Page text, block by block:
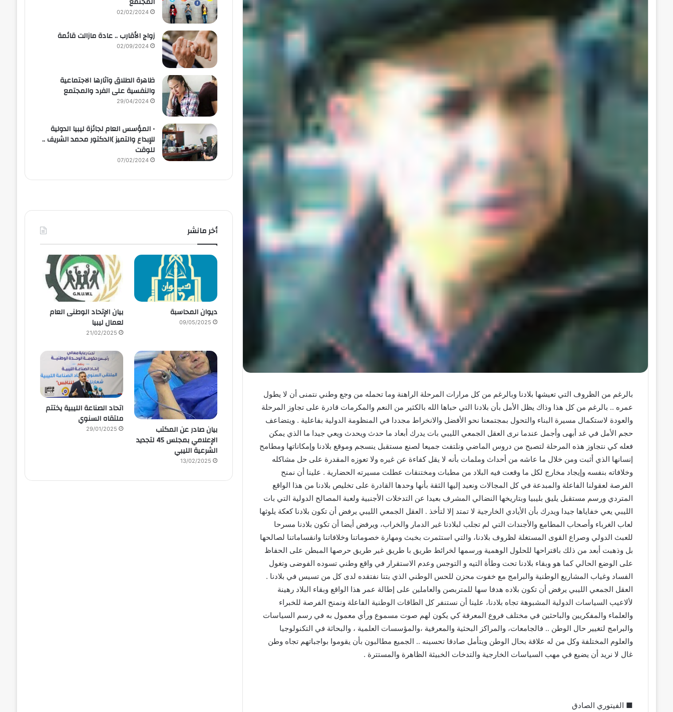
بالرغم من الظروف التي تعيشها بلادنا وبالرغم من كل مرارات المرحلة الراهنة وما تحمله من وجع وطني نتمنى أن لا يطول
عمره .. بالرغم من كل هذا وذاك يظل الأمل بأن بلادنا التي حباها الله بالكثير من النعم والمكرمات قادرة على تجاوز المرحلة
والعودة لاستكمال مسيرة البناء والتحول بمجتمعنا نحو الأفضل والانخراط مجددا في المنظومة الدولية بفاعلية . ويتضاعف
حجم الأمل في غد أبهى وأجمل عندما نرى العقل الجمعي الليبي بات يدرك أبعاد ما حدث ويحدث ويعي جيدا ما الذي يمكن
فعله كي نتجاوز هذه المرحلة لتصبح من دروس الماضي ونلتفت جميعا لصنع مستقبل ينسجم وموقع بلادنا وإمكاناتها ومطامح
إنسانها الذي أثبت ومن خلال ما عاشه من أحداث وملمات بأنه لا يقل كفاءة عن غيره ولا تعوزه المقدرة على حل مشاكله
وخلافاته بنفسه وإيجاد مخارج لكل ما وقعت فيه البلاد من مطبات ومختنقات عطلت مسيرته الحضارية . علينا أن نمنح
الفرصة لعقولنا الفاعلة والمبدعة في كل المجالات ونعيد إليها الثقة بأنها وحدها القادرة على تخليص بلادنا من هذا الواقع
المتردي ورسم مستقبل يليق بليبيا وبتاريخها النضالي المشرف بعيدا عن التدخلات الأجنبية ولعبة المصالح الدولية التي بات
الليبي يعي خفاياها جيدا ويدرك بأن الأيادي الخارجية لا تمتد إلا لتأخذ . العقل الجمعي الليبي يرفض أن تكون بلادنا كعكة يلوثها
لعاب الغرباء وأصحاب المطامع والأجندات التي لم تجلب لبلادنا غير الدمار والخراب، ويرفض أيضا أن تكون بلادنا مسرحا
للعبث الدولي وصراع القوى المستغلة لظروف بلادنا، والتي استثمرت بخبث ومهارة خصوماتنا وخلافاتنا وانقساماتنا لصالحها
بل وذهبت أبعد من ذلك باقتراحها للحلول الوهمية ورسمها لخرائط طريق با طريق غير طريق حرصها المبطن على الحفاظ
على الوضع الحالي كما هو وبقاء بلادنا تحت وطأة التيه و التوجس وعدم الاستقرار في واقع وطني تسوده الفوضى وتغول
الفساد وغياب المشاريع الوطنية والبرامج مع خفوت محزن للحس الوطني الذي بتنا نفتقده لدى كل من تسيس في بلادنا .
العقل الجمعي الليبي يرفض أن تكون بلاده هدفا سها للمتربصن والعاملين على إطالة عمر هذا الواقع وبقاء البلاد رهينة
لألاعيب السياسات الدولية المشبوهة تجاه بلادنا، علينا أن نستنفر كل الطاقات الوطنية الفاعلة ونمنح الفرصة للخبراء
والعلماء والمفكريين والباحثين في مختلف فروع المعرفة كي يكون لهم صوت مسموع ورأي معمول به في رسم السياسات
والبرامج لتغيير حال الوطن .. فالجامعات، والمراكز البحثية والمعرفية ،والمؤسسات العلمية ، والبحاثة في التكنولوجيا
والعلوم المختلفة وكل من له علاقة بحال الوطن ويتأمل صادقا تحسينه .. الجميع مطالبون بأن يقوموا بواجباتهم تجاه وطن
غال لا نريد أن يضيع في مهب السياسات الخارجية والتدخات الخبيثة الظاهرة والمستترة .
■ الفيتوري الصادق
02/02/2024
زواج الأقارب .. عادة مازالت قائمة
02/09/2024
ظاهرة الطلاق وآثارها الاجتماعية
والنفسية على الفرد والمجتمع
29/04/2024
• المؤسس العام لجائزة ليبيا الدولية
للإبداع والتميز )الدكتور محمد الشريف ..
للوقت
07/02/2024
أخر مانشر
ديوان المحاسبة
09/05/2025
بيان الإتحاد الوطنى العام
لعمال ليبيا
21/02/2025
بيان صادر عن المكتب
الإعلامي بمجلس 45 لتجديد
الشرعية الليبي
13/02/2025
اتحاد الصناعة الليبية يختتم
ملتقاه السنوي
29/01/2025